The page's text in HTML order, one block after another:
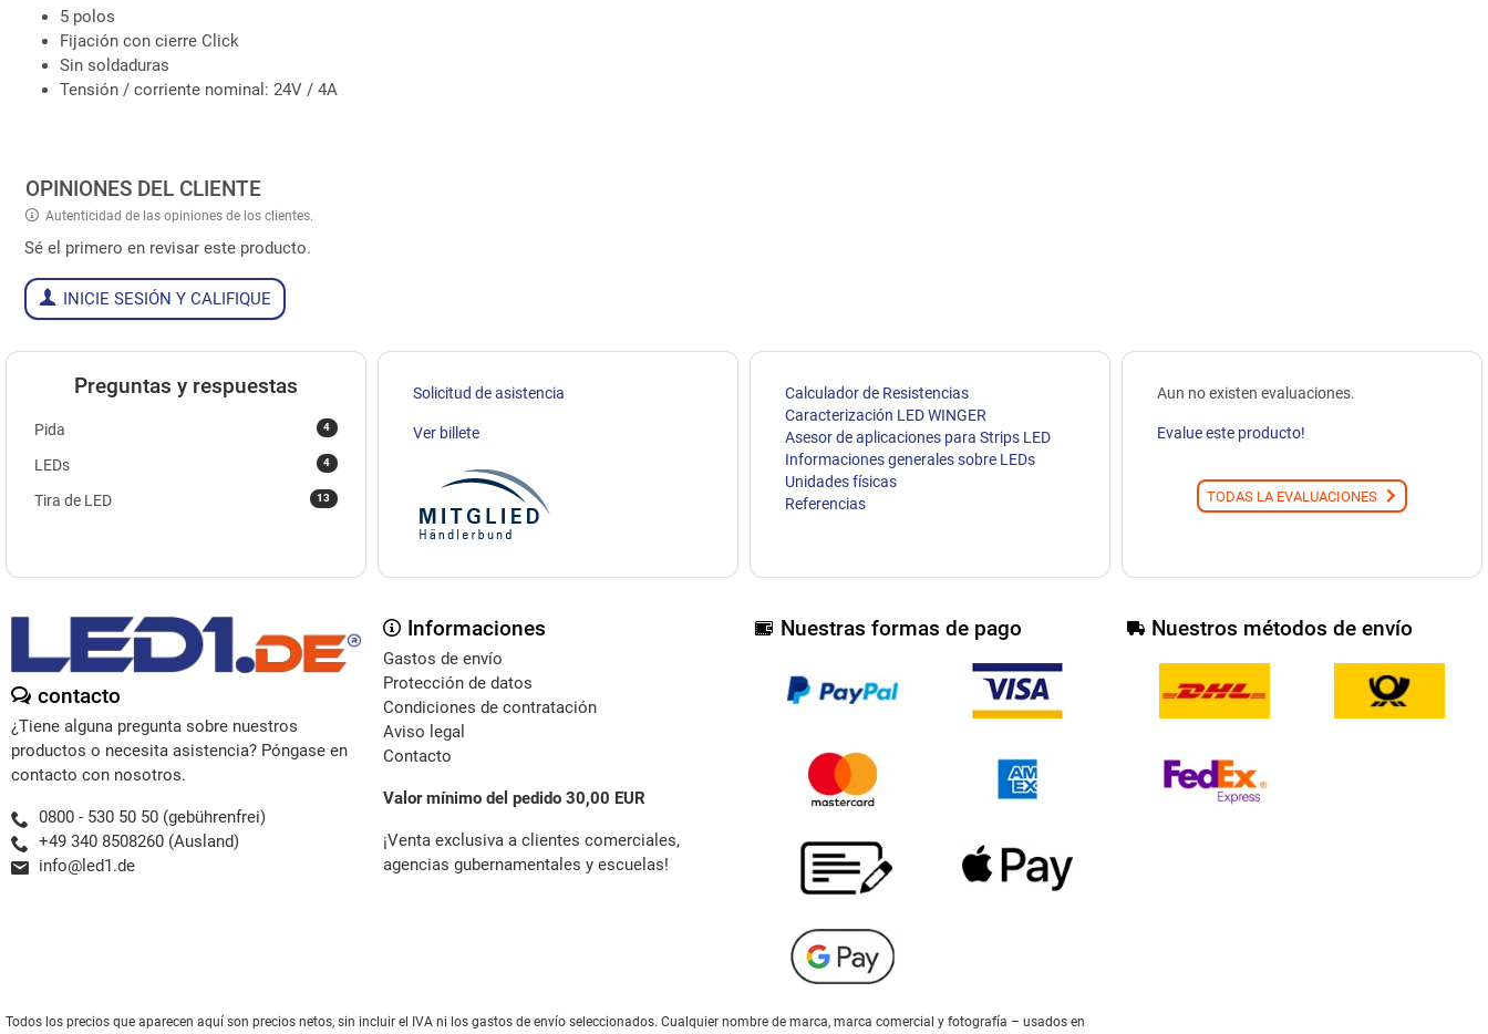
5 polos
Fijación con cierre Click
Sin soldaduras
Tensión / corriente nominal: 24V / 4A
OPINIONES DEL CLIENTE
Autenticidad de las opiniones de los clientes.
Sé el primero en revisar este producto.
INICIE SESIÓN Y CALIFIQUE
Preguntas y respuestas
4
Pida
4
LEDs
13
Tira de LED
Solicitud de asistencia
Ver billete
Calculador de Resistencias
Caracterización LED WINGER
Asesor de aplicaciones para Strips LED
Informaciones generales sobre LEDs
Unidades físicas
Referencias
Aun no existen evaluaciones.
Evalue este producto!
TODAS LA EVALUACIONES
contacto
¿Tiene alguna pregunta sobre nuestros
productos o necesita asistencia? Póngase en
contacto con nosotros.
0800 - 530 50 50 (gebührenfrei)
+49 340 8508260 (Ausland)
info@led1.de
Informaciones
Gastos de envío
Protección de datos
Condiciones de contratación
Aviso legal
Contacto
Valor mínimo del pedido 30,00 EUR
¡Venta exclusiva a clientes comerciales,
agencias gubernamentales y escuelas!
Nuestras formas de pago Nuestros métodos de envío
Todos los precios que aparecen aquí son precios netos, sin incluir el IVA ni los gastos de envío seleccionados. Cualquier nombre de marca, marca comercial y fotografía – usados en